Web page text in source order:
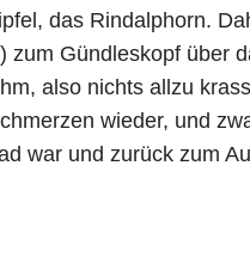
das Rindalphorn.
zum Gündleskopf über
also nichts allzu
wieder, und
war und zurück zum